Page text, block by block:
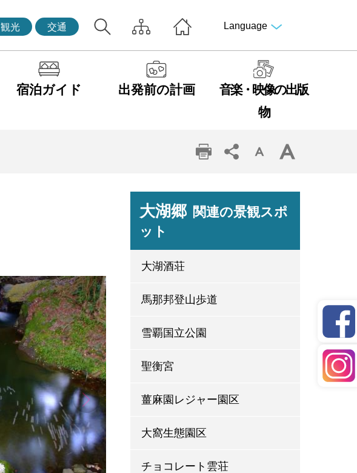
観光 交通 Language
宿泊ガイド 出発前の計画
音楽・映像の出版
物
大湖郷 関連の景観スポ
ット
大湖酒荘
馬那邦登山歩道
雪覇国立公園
聖衡宮
薑麻園レジャー園区
大窩生態園区
チョコレート雲荘